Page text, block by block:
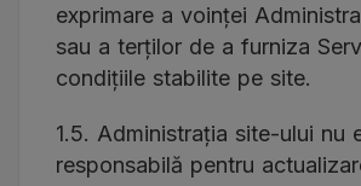
exprimare a voinței
sau a terților de a furniza
condițiile stabilite pe site.
1.5. Administrația site-ului nu
responsabilă pentru